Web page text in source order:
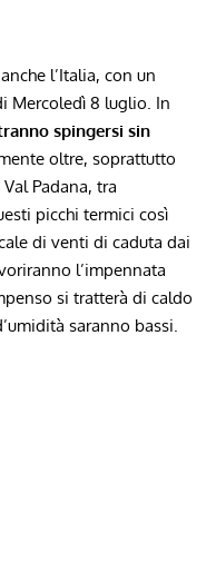
l’Italia, con un
Mercoledì 8 luglio. In
spingersi sin
oltre, soprattutto
Padana, tra
picchi termici così
di venti di caduta dai
l’impennata
si tratterà di caldo
saranno bassi.